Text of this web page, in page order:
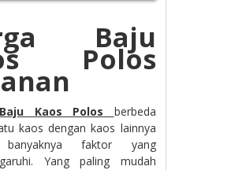
Baju
Polos
Kaos Polos
berbeda
kaos dengan kaos lainnya
banyaknya faktor yang
Yang paling mudah